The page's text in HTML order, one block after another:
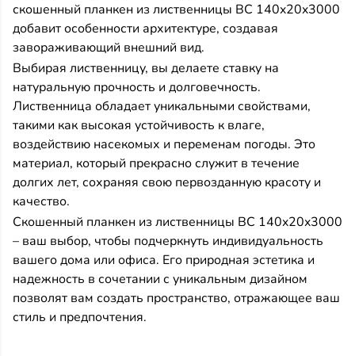
скошенный планкен из лиственницы BC 140x20x3000
добавит особенности архитектуре, создавая
завораживающий внешний вид.
Выбирая лиственницу, вы делаете ставку на
натуральную прочность и долговечность.
Лиственница обладает уникальными свойствами,
такими как высокая устойчивость к влаге,
воздействию насекомых и переменам погоды. Это
материал, который прекрасно служит в течение
долгих лет, сохраняя свою первозданную красоту и
качество.
Скошенный планкен из лиственницы BC 140x20x3000
– ваш выбор, чтобы подчеркнуть индивидуальность
вашего дома или офиса. Его природная эстетика и
надежность в сочетании с уникальным дизайном
позволят вам создать пространство, отражающее ваш
стиль и предпочтения.